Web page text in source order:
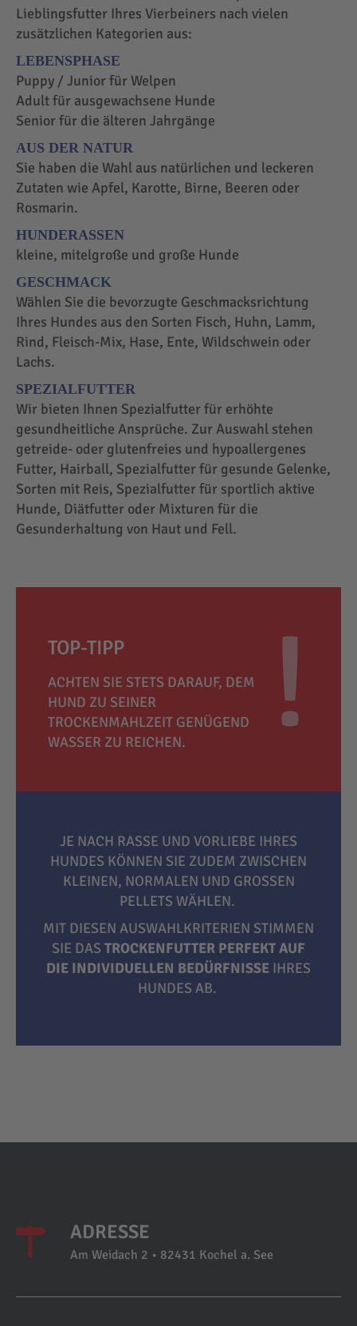
Lieblingsfutter Ihres Vierbeiners nach vielen
zusätzlichen Kategorien aus:
LEBENSPHASE
Puppy / Junior für Welpen
Adult für ausgewachsene Hunde
Senior für die älteren Jahrgänge
AUS DER NATUR
Sie haben die Wahl aus natürlichen und leckeren
Zutaten wie Apfel, Karotte, Birne, Beeren oder
Rosmarin.
HUNDERASSEN
kleine, mitelgroße und große Hunde
GESCHMACK
Wählen Sie die bevorzugte Geschmacksrichtung
Ihres Hundes aus den Sorten Fisch, Huhn, Lamm,
Rind, Fleisch-Mix, Hase, Ente, Wildschwein oder
Lachs.
SPEZIALFUTTER
Wir bieten Ihnen Spezialfutter für erhöhte
gesundheitliche Ansprüche. Zur Auswahl stehen
getreide- oder glutenfreies und hypoallergenes
Futter, Hairball, Spezialfutter für gesunde Gelenke,
Sorten mit Reis, Spezialfutter für sportlich aktive
Hunde, Diätfutter oder Mixturen für die
Gesunderhaltung von Haut und Fell.
TOP-TIPP
ACHTEN SIE STETS DARAUF, DEM
HUND ZU SEINER
TROCKENMAHLZEIT GENÜGEND
WASSER ZU REICHEN.
JE NACH RASSE UND VORLIEBE IHRES
HUNDES KÖNNEN SIE ZUDEM ZWISCHEN
KLEINEN, NORMALEN UND GROSSEN P
ELLETS WÄHLEN.
MIT DIESEN AUSWAHLKRITERIEN STIMMEN
SIE DAS TROCKENFUTTER PERFEKT AUF
DIE INDIVIDUELLEN BEDÜRFNISSE IHRES
HUNDES AB.
ADRESSE
Am Weidach 2 • 82431 Kochel a. See